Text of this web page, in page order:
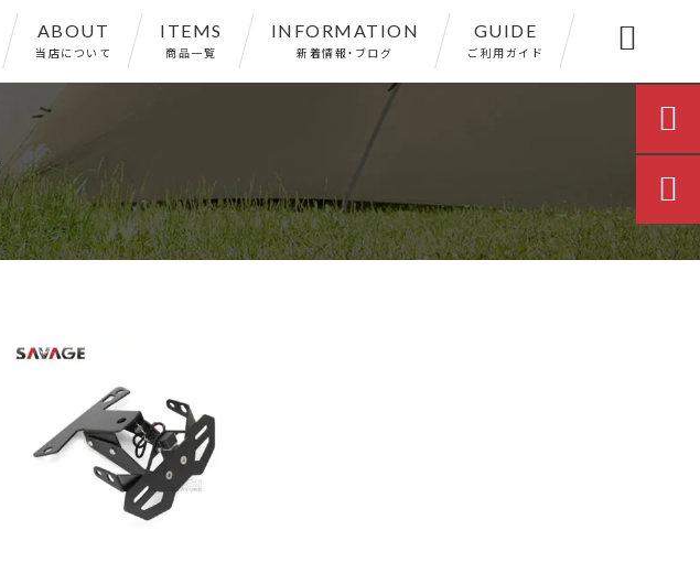
ABOUT
当店について
ITEMS
商品一覧
INFORMATION
新着情報・ブログ
GUIDE
ご利用ガイド 

